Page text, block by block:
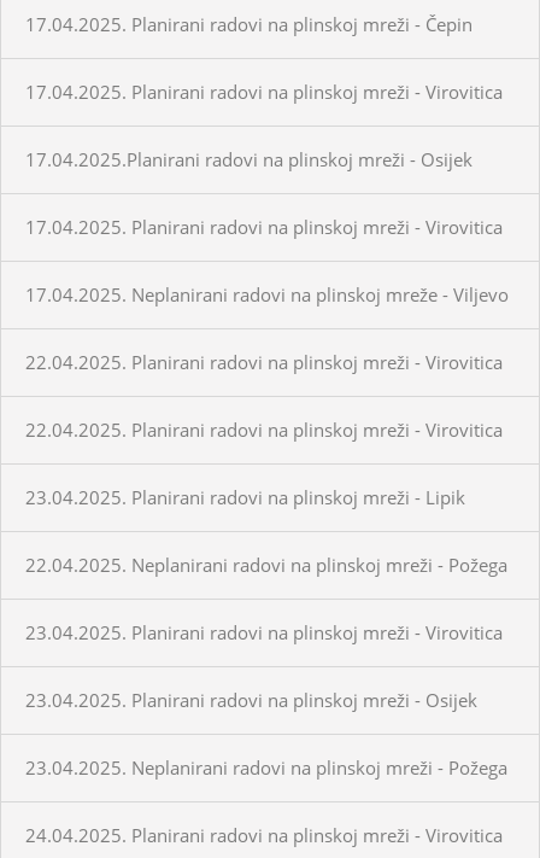
17.04.2025. Planirani radovi na plinskoj mreži - Čepin
17.04.2025. Planirani radovi na plinskoj mreži - Virovitica
17.04.2025.Planirani radovi na plinskoj mreži - Osijek
17.04.2025. Planirani radovi na plinskoj mreži - Virovitica
17.04.2025. Neplanirani radovi na plinskoj mreže - Viljevo
22.04.2025. Planirani radovi na plinskoj mreži - Virovitica
22.04.2025. Planirani radovi na plinskoj mreži - Virovitica
23.04.2025. Planirani radovi na plinskoj mreži - Lipik
22.04.2025. Neplanirani radovi na plinskoj mreži - Požega
23.04.2025. Planirani radovi na plinskoj mreži - Virovitica
23.04.2025. Planirani radovi na plinskoj mreži - Osijek
23.04.2025. Neplanirani radovi na plinskoj mreži - Požega
24.04.2025. Planirani radovi na plinskoj mreži - Virovitica